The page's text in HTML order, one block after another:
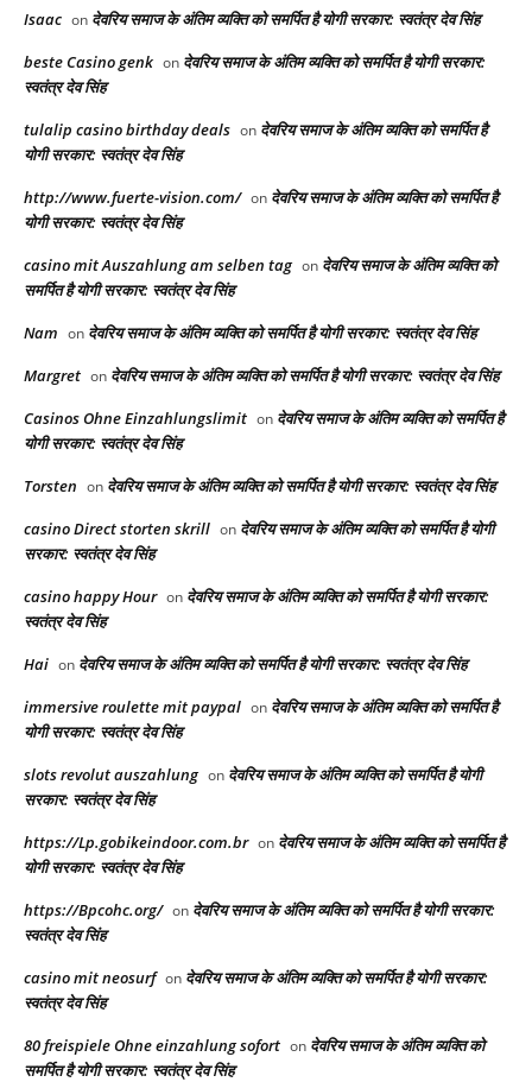
Isaac on देवरिय समाज के अंतिम व्यक्ति को समर्पित है योगी सरकार: स्वतंत्र देव सिंह
beste Casino genk on देवरिय समाज के अंतिम व्यक्ति को समर्पित है योगी सरकार:
स्वतंत्र देव सिंह
tulalip casino birthday deals on देवरिय समाज के अंतिम व्यक्ति को समर्पित है
योगी सरकार: स्वतंत्र देव सिंह
http://www.fuerte-vision.com/ on देवरिय समाज के अंतिम व्यक्ति को समर्पित है
योगी सरकार: स्वतंत्र देव सिंह
casino mit Auszahlung am selben tag on देवरिय समाज के अंतिम व्यक्ति को
समर्पित है योगी सरकार: स्वतंत्र देव सिंह
Nam on देवरिय समाज के अंतिम व्यक्ति को समर्पित है योगी सरकार: स्वतंत्र देव सिंह
Margret on देवरिय समाज के अंतिम व्यक्ति को समर्पित है योगी सरकार: स्वतंत्र देव सिंह
Casinos Ohne Einzahlungslimit on देवरिय समाज के अंतिम व्यक्ति को समर्पित है
योगी सरकार: स्वतंत्र देव सिंह
Torsten on देवरिय समाज के अंतिम व्यक्ति को समर्पित है योगी सरकार: स्वतंत्र देव सिंह
casino Direct storten skrill on देवरिय समाज के अंतिम व्यक्ति को समर्पित है योगी
सरकार: स्वतंत्र देव सिंह
casino happy Hour on देवरिय समाज के अंतिम व्यक्ति को समर्पित है योगी सरकार:
स्वतंत्र देव सिंह
Hai on देवरिय समाज के अंतिम व्यक्ति को समर्पित है योगी सरकार: स्वतंत्र देव सिंह
immersive roulette mit paypal on देवरिय समाज के अंतिम व्यक्ति को समर्पित है
योगी सरकार: स्वतंत्र देव सिंह
slots revolut auszahlung on देवरिय समाज के अंतिम व्यक्ति को समर्पित है योगी
सरकार: स्वतंत्र देव सिंह
https://Lp.gobikeindoor.com.br on देवरिय समाज के अंतिम व्यक्ति को समर्पित है
योगी सरकार: स्वतंत्र देव सिंह
https://Bpcohc.org/ on देवरिय समाज के अंतिम व्यक्ति को समर्पित है योगी सरकार:
स्वतंत्र देव सिंह
casino mit neosurf on देवरिय समाज के अंतिम व्यक्ति को समर्पित है योगी सरकार:
स्वतंत्र देव सिंह
80 freispiele Ohne einzahlung sofort on देवरिय समाज के अंतिम व्यक्ति को
समर्पित है योगी सरकार: स्वतंत्र देव सिंह